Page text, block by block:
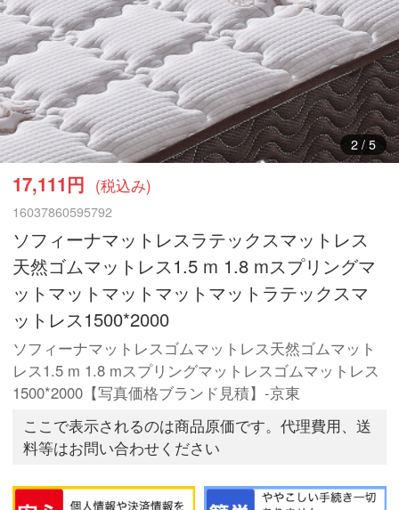
3/5
17,111円 (税込み)
16037860595792
ソフィーナマットレスラテックスマットレス
天然ゴムマットレス1.5 m 1.8 mスプリングマ
ットマットマットマットマットラテックスマ
ットレス1500*2000
ソフィーナマットレスゴムマットレス天然ゴムマット
レス1.5 m 1.8 mスプリングマットレスゴムマットレス
1500*2000【写真価格ブランド見積】-京東
ここで表示されるのは商品原価です。代理費用、送
料等はお問い合わせください